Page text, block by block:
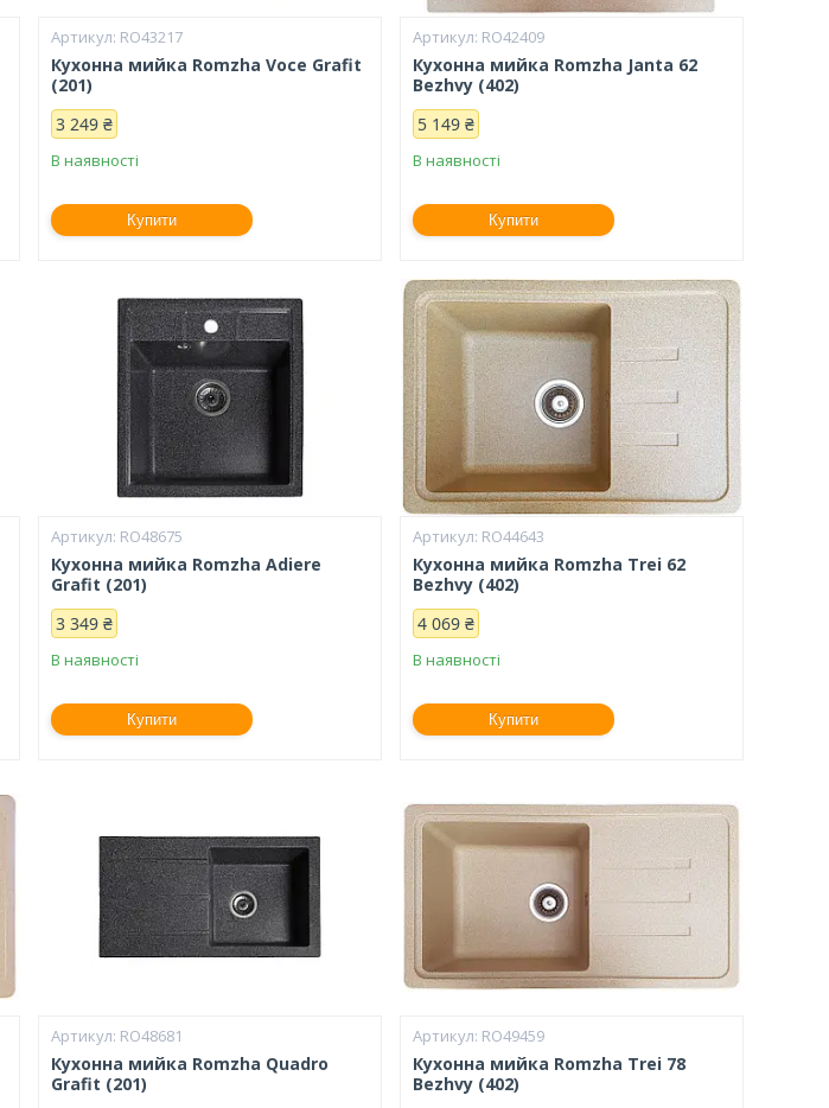
RO43217
Кухонна мийка Romzha Voce Grafit
(201)
3 249 ₴
В наявності
Купити
RO42409
Кухонна мийка Romzha Janta 62
Bezhvy (402)
5 149 ₴
В наявності
Купити
RO48675
Кухонна мийка Romzha Adiere
Grafit (201)
3 349 ₴
В наявності
Купити
RO44643
Кухонна мийка Romzha Trei 62
Bezhvy (402)
4 069 ₴
В наявності
Купити
RO48681
Кухонна мийка Romzha Quadro
Grafit (201)
RO49459
Кухонна мийка Romzha Trei 78
Bezhvy (402)